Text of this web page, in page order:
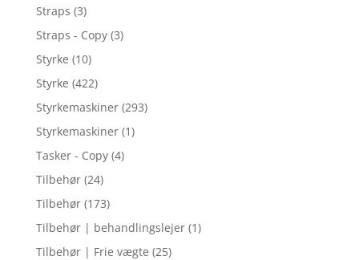
Straps (3)
Straps - Copy (3)
Styrke (10)
Styrke (422)
Styrkemaskiner (293)
Styrkemaskiner (1)
Tasker - Copy (4)
Tilbehør (24)
Tilbehør (173)
Tilbehør | behandlingslejer (1)
Tilbehør | Frie vægte (25)